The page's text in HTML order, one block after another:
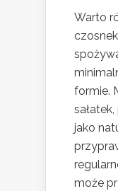
Warto
formie.
jako
może